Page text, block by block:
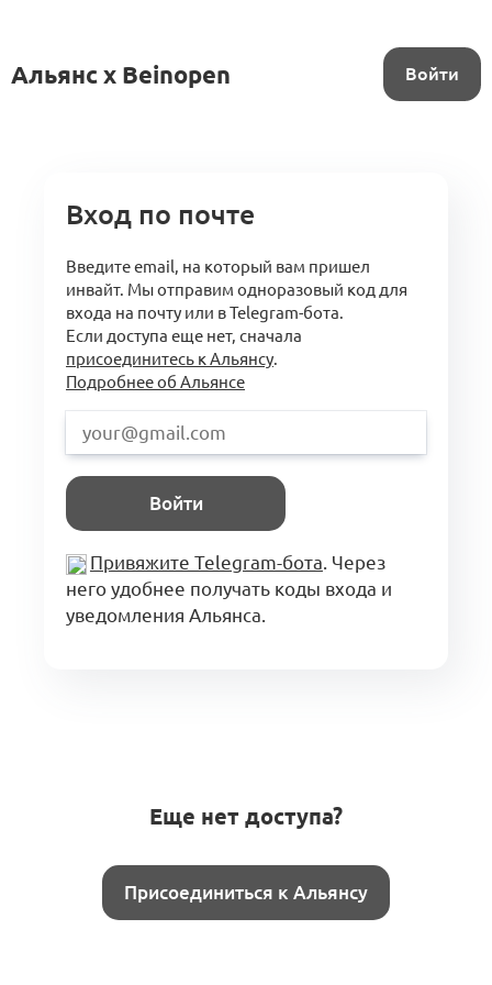
Альянс x Beinopen Войти
Вход по почте
Введите email, на который вам пришел
инвайт. Мы отправим одноразовый код для
входа на почту или в Telegram-бота.
Если доступа еще нет, сначала
присоединитесь к Альянсу.
Подробнее об Альянсе
Войти
Привяжите Telegram-бота. Через
него удобнее получать коды входа и
уведомления Альянса.
Еще нет доступа?
Присоединиться к Альянсу